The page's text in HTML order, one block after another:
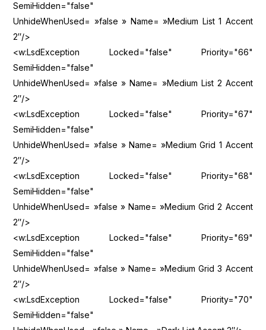
SemiHidden="false"
UnhideWhenUsed= »false » Name= »Medium List 1 Accent
2″/>
<w:LsdException Locked="false" Priority="66"
SemiHidden="false"
UnhideWhenUsed= »false » Name= »Medium List 2 Accent
2″/>
<w:LsdException Locked="false" Priority="67"
SemiHidden="false"
UnhideWhenUsed= »false » Name= »Medium Grid 1 Accent
2″/>
<w:LsdException Locked="false" Priority="68"
SemiHidden="false"
UnhideWhenUsed= »false » Name= »Medium Grid 2 Accent
2″/>
<w:LsdException Locked="false" Priority="69"
SemiHidden="false"
UnhideWhenUsed= »false » Name= »Medium Grid 3 Accent
2″/>
<w:LsdException Locked="false" Priority="70"
SemiHidden="false"